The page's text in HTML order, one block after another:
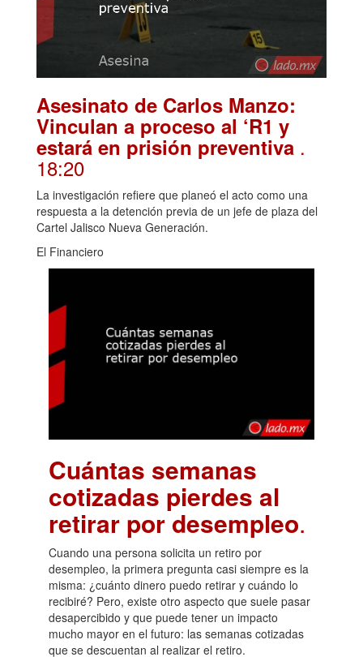
Asesinato de Carlos Manzo:
Vinculan a proceso al ‘R1 y
estará en prisión preventiva .
18:20
La investigación refiere que planeó el acto como una
respuesta a la detención previa de un jefe de plaza del
Cartel Jalisco Nueva Generación.
El Financiero
Cuántas semanas
cotizadas pierdes al
retirar por desempleo.
Cuando una persona solicita un retiro por
desempleo, la primera pregunta casi siempre es la
misma: ¿cuánto dinero puedo retirar y cuándo lo
recibiré? Pero, existe otro aspecto que suele pasar
desapercibido y que puede tener un impacto
mucho mayor en el futuro: las semanas cotizadas
que se descuentan al realizar el retiro.